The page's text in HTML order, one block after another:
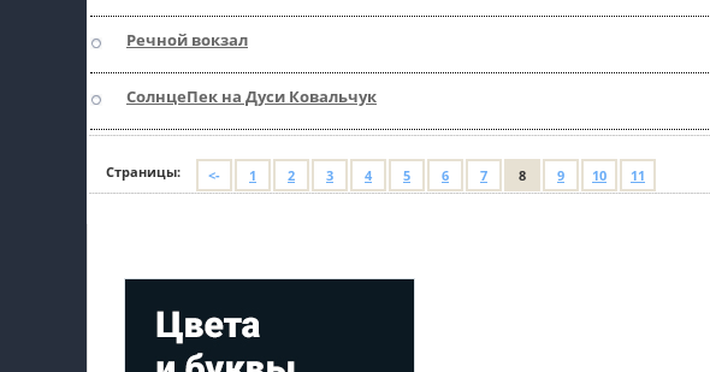
пїЅпїЅпїЅ пїЅпїЅпїЅпїЅпїЅ
пїЅпїЅпїЅ пїЅпїЅпїЅпїЅпїЅпїЅ
пїЅпїЅпїЅпїЅпїЅ
пїЅпїЅпїЅпїЅпїЅпїЅпїЅпїЅпїЅпїЅ
Речной вокзал
СолнцеПек на Дуси Ковальчук
Страницы: <- 1 2 3 4 5 6 7 8 9 10 11